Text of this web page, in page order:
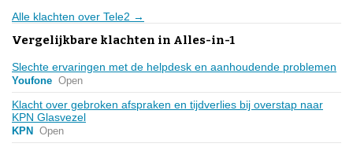
Alle klachten over Tele2 →
Vergelijkbare klachten in Alles-in-1
Slechte ervaringen met de helpdesk en aanhoudende problemen
Youfone Open
Klacht over gebroken afspraken en tijdverlies bij overstap naar
KPN Glasvezel
KPN Open